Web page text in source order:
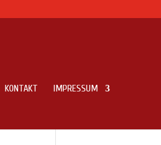
KONTAKT IMPRESSUM